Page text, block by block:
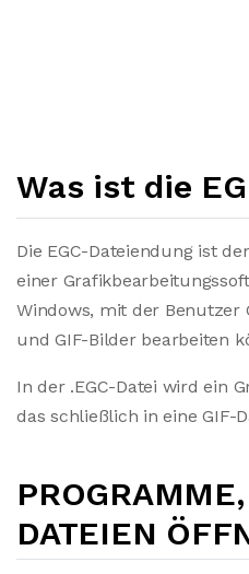
Was ist die
Die EGC-Dateiendung ist
einer
Windows, mit der Benutzer
und GIF-Bilder bearbeiten
In der .EGC-Datei wird ein
das schließlich in eine GIF-
DATEIEN